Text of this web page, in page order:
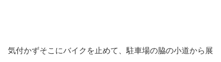
気付かずそこにバイクを止めて、駐車場の脇の小道から展